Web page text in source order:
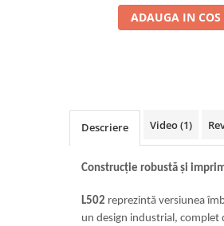
ADAUGA IN COS
Descriere Video(1)
Construcție robustă și
L502 reprezintă versiunea
un design industrial,